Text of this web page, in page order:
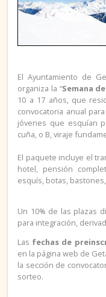
COMPARTIR
EN GETAFE
El Ayuntamiento de
organiza la “Semana
10 a 17 años, que
convocatoria anual para
jóvenes que esquían
cuña, o B, viraje
El paquete incluye el
hotel, pensión
esquís, botas,
Un 10% de las plazas
para integración,
Las fechas de
en la página web de
la sección de
sorteo.